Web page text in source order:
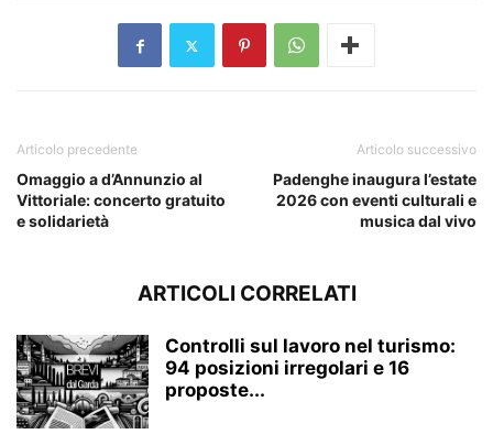
Articolo precedente
Omaggio a d’Annunzio al
Vittoriale: concerto gratuito
e solidarietà
Articolo successivo
Padenghe inaugura l’estate
2026 con eventi culturali e
musica dal vivo
ARTICOLI CORRELATI
Controlli sul lavoro nel turismo:
94 posizioni irregolari e 16
proposte...